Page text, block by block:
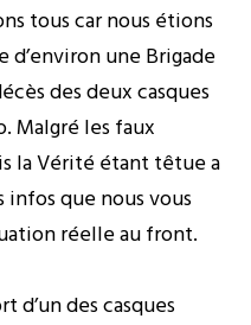
tous car nous étions
d’environ une Brigade
des deux casques
Malgré les faux
la Vérité étant têtue a
que nous vous
réelle au front.
d’un des casques